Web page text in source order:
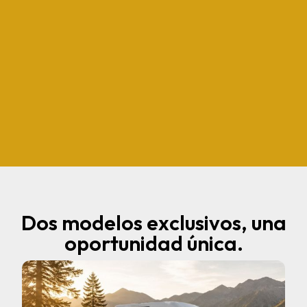
Dos modelos exclusivos, una
oportunidad única.